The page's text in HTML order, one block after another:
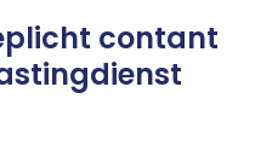
contant